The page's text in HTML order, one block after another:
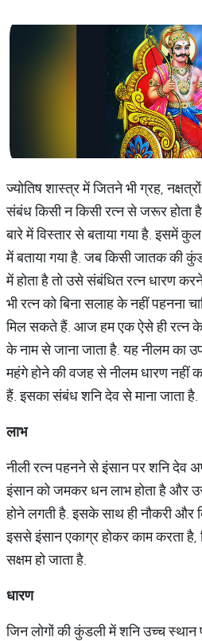
ज्योतिष शास्त्र में जितने भी ग्रह,
संबंध किसी न किसी रत्न से जरूर होता
बारे में विस्तार से बताया गया है. इसमें
में बताया गया है. जब किसी जातक की
में होता है तो उसे संबंधित रत्न धारण
भी रत्न को बिना सलाह के नहीं पहनना
मिल सकते हैं. आज हम एक ऐसे ही रत्न के
के नाम से जाना जाता है. यह नीलम का
महंगे होने की वजह से नीलम धारण
हैं. इसका संबंध शनि देव से माना जाता है.
लाभ
नीली रत्न पहनने से इंसान पर शनि देव
इंसान को जमकर धन लाभ होता है और
होने लगती है. इसके साथ ही नौकरी और
इससे इंसान एकाग्र होकर काम करता
सक्षम हो जाता है.
धारण
जिन लोगों की कुंडली में शनि उच्च स्थान